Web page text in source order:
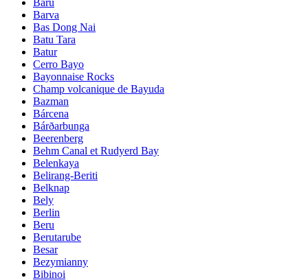
Barva
Bas Dong Nai
Batu Tara
Batur
Cerro Bayo
Bayonnaise Rocks
Champ volcanique de Bayuda
Bazman
Bárcena
Bárðarbunga
Beerenberg
Behm Canal et Rudyerd Bay
Belenkaya
Belirang-Beriti
Belknap
Bely
Berlin
Beru
Berutarube
Besar
Bezymianny
Bibinoi